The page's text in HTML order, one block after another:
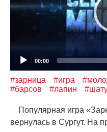
00:00
#зарница #игра
#барсов
#лапин
Популярная игра «
вернулась в Сургут. На